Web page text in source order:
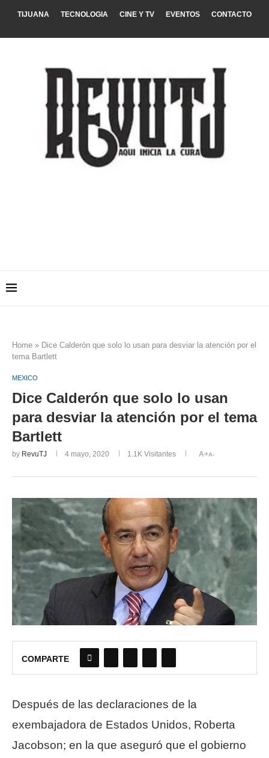
TIJUANA TECNOLOGIA CINE Y TV EVENTOS CONTACTO
Home » Dice Calderón que solo lo usan para desviar la atención por el
tema Bartlett
MEXICO
Dice Calderón que solo lo usan
para desviar la atención por el tema
Bartlett
by RevuTJ 4 mayo, 2020 1.1K Visitantes A+A-
COMPARTE
Después de las declaraciones de la
exembajadora de Estados Unidos, Roberta
Jacobson; en la que aseguró que el gobierno